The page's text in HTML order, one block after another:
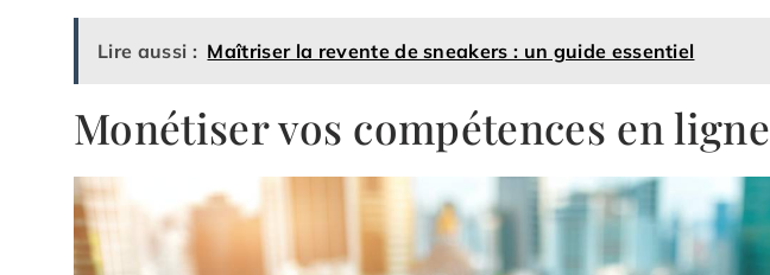
Lire aussi : Maîtriser la revente de sneakers : un guide essentiel
Monétiser vos compétences en ligne